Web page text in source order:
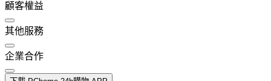
顧客權益
其他服務
企業合作